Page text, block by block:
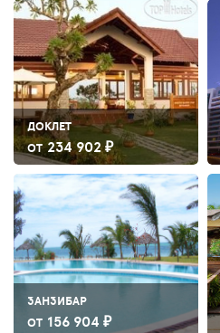
ДОКЛЕТ
ОТ 234 902 ₽
ЗАНЗИБАР
ОТ 156 904 ₽